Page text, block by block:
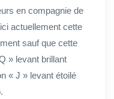
en compagnie de
actuellement cette
sauf que cette
» levant brillant
« J » levant étoilé